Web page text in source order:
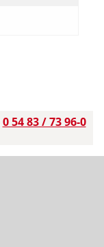
0 54 83 / 73 96-0